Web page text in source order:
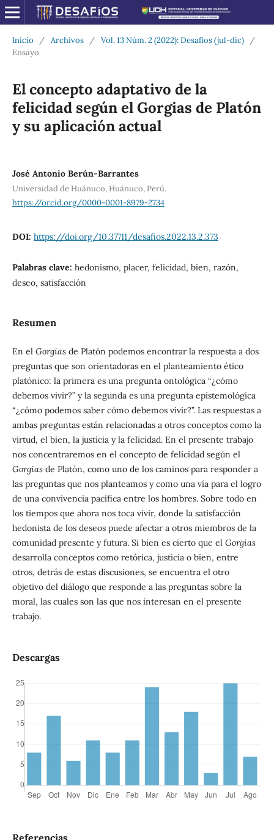
Inicio / Archivos / Vol. 13 Núm. 2 (2022): Desafíos (jul-dic)
/
Ensayo
El concepto adaptativo de la
felicidad según el Gorgias de Platón
y su aplicación actual
José Antonio Berún-Barrantes
Universidad de Huánuco, Huánuco, Perú.
https://orcid.org/0000-0001-8979-2734
DOI: https://doi.org/10.37711/desafios.2022.13.2.373
Palabras clave: hedonismo, placer, felicidad, bien, razón,
deseo, satisfacción
Resumen
En el Gorgiasde Platón podemos encontrar la respuesta a dos
preguntas que son orientadoras en el planteamiento ético
platónico: la primera es una pregunta ontológica “¿cómo
debemos vivir?” y la segunda es una pregunta epistemológica
“¿cómo podemos saber cómo debemos vivir?”. Las respuestas a
ambas preguntas están relacionadas a otros conceptos como la
virtud, el bien, la justicia y la felicidad. En el presente trabajo
nos concentraremos en el concepto de felicidad según el
Gorgiasde Platón, como uno de los caminos para responder a
las preguntas que nos planteamos y como una vía para el logro
de una convivencia pacífica entre los hombres. Sobre todo en
los tiempos que ahora nos toca vivir, donde la satisfacción
hedonista de los deseos puede afectar a otros miembros de la
comunidad presente y futura. Si bien es cierto que el Gorgias
desarrolla conceptos como retórica, justicia o bien, entre
otros, detrás de estas discusiones, se encuentra el otro
objetivo del diálogo que responde a las preguntas sobre la
moral, las cuales son las que nos interesan en el presente
trabajo.
Descargas
Referencias